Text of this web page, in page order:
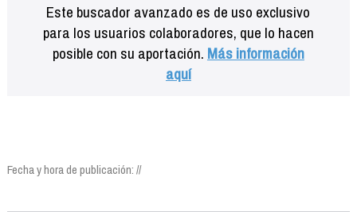
Este buscador avanzado es de uso exclusivo
para los usuarios colaboradores, que lo hacen
posible con su aportación. Más información
aquí
Fecha y hora de publicación: //